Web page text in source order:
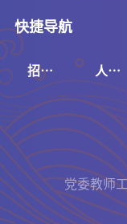
快捷导航
招聘
系统
人事
系统
党委教师